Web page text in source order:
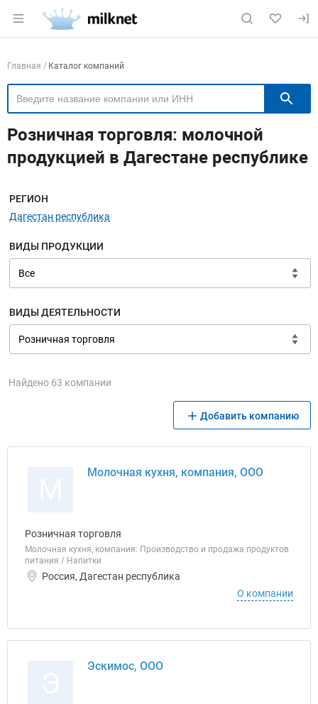
Раздел навигации по сайту milknet.ru
Навигация по компаниям
Главная Каталог компаний
Розничная торговля: молочной
продукцией в Дагестане республике
Меню навигации
РЕГИОН
Дагестан республика
ВИДЫ ПРОДУКЦИИ
ВИДЫ ДЕЯТЕЛЬНОСТИ
Найдено 63 компании
Добавить компанию
Молочная кухня, компания, ООО
Розничная торговля
Молочная кухня, компания: Производство и продажа продуктов
питания / Напитки
Россия, Дагестан республика
О компании
Эскимос, ООО